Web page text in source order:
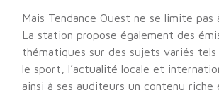
Mais Tendance Ouest ne se limite pas
La station propose également des
thématiques sur des sujets variés tels
le sport, l’actualité locale et
ainsi à ses auditeurs un contenu